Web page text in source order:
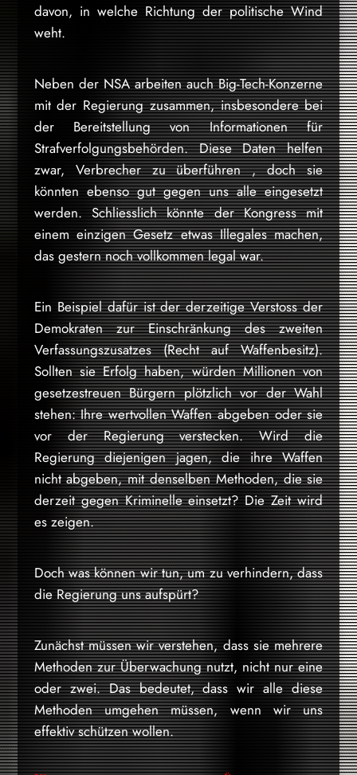
davon, in welche Richtung der politische Wind
weht.
Neben der NSA arbeiten auch Big-Tech-Konzerne
mit der Regierung zusammen, insbesondere bei
der Bereitstellung von Informationen für
Strafverfolgungsbehörden. Diese Daten helfen
zwar, Verbrecher zu überführen , doch sie
könnten ebenso gut gegen uns alle eingesetzt
werden. Schliesslich könnte der Kongress mit
einem einzigen Gesetz etwas Illegales machen,
das gestern noch vollkommen legal war.
Ein Beispiel dafür ist der derzeitige Verstoss der
Demokraten zur Einschränkung des zweiten
Verfassungszusatzes (Recht auf Waffenbesitz).
Sollten sie Erfolg haben, würden Millionen von
gesetzestreuen Bürgern plötzlich vor der Wahl
stehen: Ihre wertvollen Waffen abgeben oder sie
vor der Regierung verstecken. Wird die
Regierung diejenigen jagen, die ihre Waffen
nicht abgeben, mit denselben Methoden, die sie
derzeit gegen Kriminelle einsetzt? Die Zeit wird
es zeigen.
Doch was können wir tun, um zu verhindern, dass
die Regierung uns aufspürt?
Zunächst müssen wir verstehen, dass sie mehrere
Methoden zur Überwachung nutzt, nicht nur eine
oder zwei. Das bedeutet, dass wir alle diese
Methoden umgehen müssen, wenn wir uns
effektiv schützen wollen.